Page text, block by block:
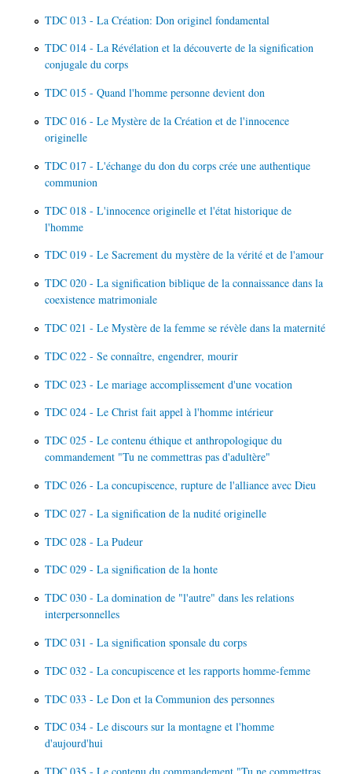
TDC 013 - La Création: Don originel fondamental
TDC 014 - La Révélation et la découverte de la signification
conjugale du corps
TDC 015 - Quand l'homme personne devient don
TDC 016 - Le Mystère de la Création et de l'innocence
originelle
TDC 017 - L'échange du don du corps crée une authentique
communion
TDC 018 - L'innocence originelle et l'état historique de
l'homme
TDC 019 - Le Sacrement du mystère de la vérité et de l'amour
TDC 020 - La signification biblique de la connaissance dans la
coexistence matrimoniale
TDC 021 - Le Mystère de la femme se révèle dans la maternité
TDC 022 - Se connaître, engendrer, mourir
TDC 023 - Le mariage accomplissement d'une vocation
TDC 024 - Le Christ fait appel à l'homme intérieur
TDC 025 - Le contenu éthique et anthropologique du
commandement "Tu ne commettras pas d'adultère"
TDC 026 - La concupiscence, rupture de l'alliance avec Dieu
TDC 027 - La signification de la nudité originelle
TDC 028 - La Pudeur
TDC 029 - La signification de la honte
TDC 030 - La domination de "l'autre" dans les relations
interpersonnelles
TDC 031 - La signification sponsale du corps
TDC 032 - La concupiscence et les rapports homme-femme
TDC 033 - Le Don et la Communion des personnes
TDC 034 - Le discours sur la montagne et l'homme
d'aujourd'hui